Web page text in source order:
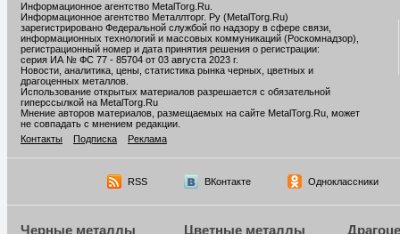
Информационное агентство MetalTorg.Ru
Информационное агентство Металлторг. Ру (MetalTorg.Ru)
зарегистрировано Федеральной службой по надзору в сфере связи,
информационных технологий и массовых коммуникаций (Роскомнадзор),
регистрационный номер и дата принятия решения о регистрации:
серия ИА № ФС 77 - 85704 от 03 августа 2023 г.
Новости, аналитика, цены, статистика рынка черных, цветных и
драгоценных металлов.
Использование открытых материалов разрешается с обязательной
гиперссылкой на MetalTorg.Ru
Мнение авторов материалов, размещаемых на сайте MetalTorg.Ru, может
не совпадать с мнением редакции.
Контакты
Подписка Реклама
RSS ВКонтакте Одноклассники
Черные металлы Цветные металлы